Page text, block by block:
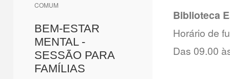
COMUM
BEM-ESTAR
MENTAL -
SESSÃO PARA
FAMÍLIAS
Biblioteca
Horário de
Das 09.00